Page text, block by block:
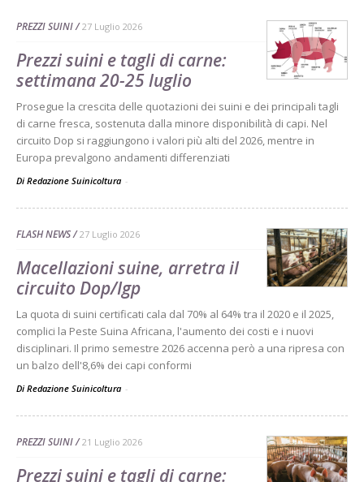
PREZZI SUINI 27 Luglio 2026
Prezzi suini e tagli di carne:
settimana 20-25 luglio
Prosegue la crescita delle quotazioni dei suini e dei principali tagli
di carne fresca, sostenuta dalla minore disponibilità di capi. Nel
circuito Dop si raggiungono i valori più alti del 2026, mentre in
Europa prevalgono andamenti differenziati
Di Redazione Suinicoltura -
FLASH NEWS 27 Luglio 2026
Macellazioni suine, arretra il
circuito Dop/Igp
La quota di suini certificati cala dal 70% al 64% tra il 2020 e il 2025,
complici la Peste Suina Africana, l'aumento dei costi e i nuovi
disciplinari. Il primo semestre 2026 accenna però a una ripresa con
un balzo dell'8,6% dei capi conformi
Di Redazione Suinicoltura -
PREZZI SUINI 21 Luglio 2026
Prezzi suini e tagli di carne: